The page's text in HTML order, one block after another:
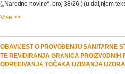
(„Narodne novine“, broj 38/26.) (u daljnjem
Više >>
OBAVIJEST O PROVOĐENJU SANITARNE
TE REVIDIRANJA GRANICA PROIZVODNIH
ODREĐIVANJA TOČAKA UZIMANJA